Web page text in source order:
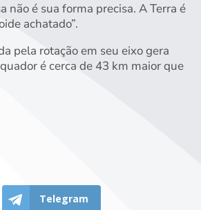
não é sua forma precisa. A Terra é
achatado”.
pela rotação em seu eixo gera
é cerca de 43 km maior que
Telegram